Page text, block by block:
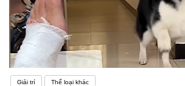
Giải trí Thể loại khác